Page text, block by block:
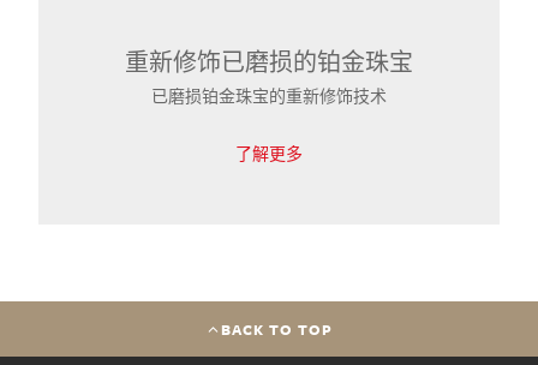
重新修饰已磨损的铂金珠宝
已磨损铂金珠宝的重新修饰技术
了解更多
BACK TO TOP